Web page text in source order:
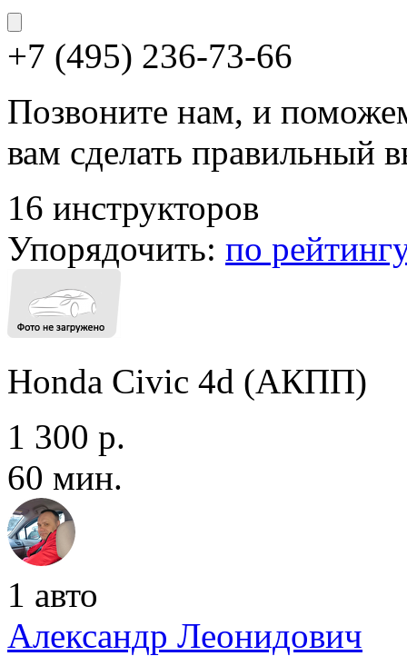
+7 (495) 236-73-66
Позвоните нам, и
вам сделать правильный
16 инструкторов
Упорядочить: по
Honda Civic 4d (АКПП)
1 300 р.
60 мин.
1 авто
Александр Леонидович